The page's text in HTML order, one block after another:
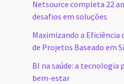
Video 06 –
PorNetsource/3 de
Compartilhar